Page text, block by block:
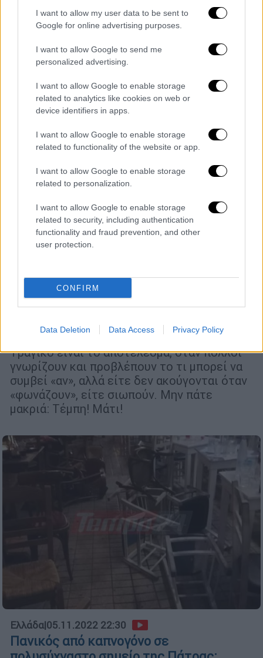
I want to allow my user data to be sent to
Google for online advertising purposes.
I want to allow Google to send me
personalized advertising.
I want to allow Google to enable storage
related to analytics like cookies on web or
device identifiers in apps.
I want to allow Google to enable storage
related to functionality of the website or app.
I want to allow Google to enable storage
related to personalization.
I want to allow Google to enable storage
related to security, including authentication
functionality and fraud prevention, and other
user protection.
CONFIRM
Data Deletion Data Access Privacy Policy
Οι μαζικές υστερίες - «moral panics» είναι ο
αγγλοσαξονικός όρος – ιδιαίτερα εκείνες
που έχουν ηθικό υπόβαθρο, έχουν κατά
καιρούς πλήξει, σαν πανδημία, τους
ανθρώπους...
18.03.2023 07:55
Τα λέγαμε εμείς: 5 πολύνεκρες
γιατί θα μπορούσαν να είχαν αποφευχθεί
Tραγικό είναι το αποτέλεσμα, όταν πολλοί
γνωρίζουν και προβλέπουν το τι μπορεί να
συμβεί «αν», αλλά είτε δεν ακούγονται όταν
«φωνάζουν», είτε σιωπούν. Μην πάτε
μακριά: Τέμπη! Μάτι!
Ελλάδα|05.11.2022 22:30
Πανικός από καπνογόνο σε